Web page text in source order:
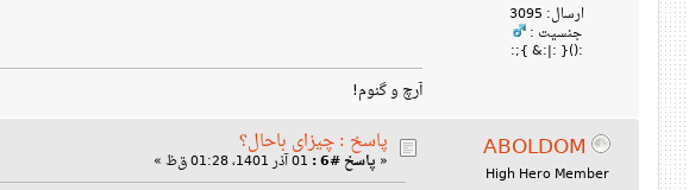
ارسال: 3095
جنسیت :
:(){ :|:& };:
آرچ و گنوم!
ABOLDOM
High Hero Member
پاسخ : چیزای باحال؟
« پاسخ #6 :